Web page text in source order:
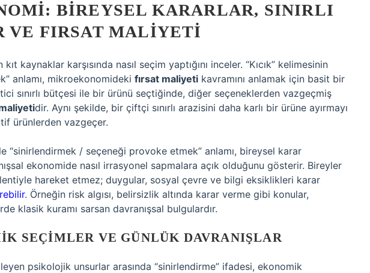
BIREYSEL KARARLAR, SINIRLI
VE FIRSAT MALIYETI
kaynaklar karşısında nasıl seçim yaptığını inceler. “Kıcık” kelimesinin
anlamı, mikroekonomideki fırsat maliyeti kavramını anlamak için basit bir
sınırlı bütçesi ile bir ürünü seçtiğinde, diğer seçeneklerden vazgeçmiş
dir. Aynı şekilde, bir çiftçi sınırlı arazisini daha karlı bir ürüne ayırmayı
ürünlerden vazgeçer.
“sinirlendirmek / seçeneği provoke etmek” anlamı, bireysel karar
ekonomide nasıl irrasyonel sapmalara açık olduğunu gösterir. Bireyler
hareket etmez; duygular, sosyal çevre ve bilgi eksiklikleri karar
. Örneğin risk algısı, belirsizlik altında karar verme gibi konular,
klasik kuramı sarsan davranışsal bulgulardır.
SEÇIMLER VE GÜNLÜK DAVRANIŞLAR
psikolojik unsurlar arasında “sinirlendirme” ifadesi, ekonomik